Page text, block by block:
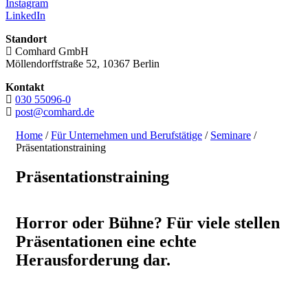
Instagram
LinkedIn
Standort
Comhard GmbH
Möllendorffstraße 52, 10367 Berlin
Kontakt
030 55096-0
post@comhard.de
Home / Für Unternehmen und Berufstätige / Seminare /
Präsentationstraining
Präsentationstraining
Horror oder Bühne? Für viele stellen
Präsentationen eine echte
Herausforderung dar.